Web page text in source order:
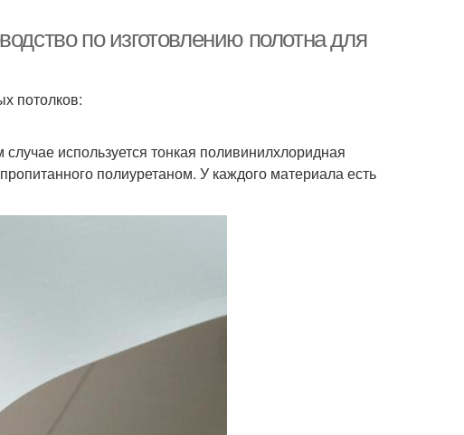
по изготовлению полотна для
потолков:
используется тонкая поливинилхлоридная
полиуретаном. У каждого материала есть